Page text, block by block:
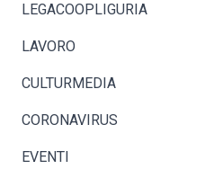
LEGACOOPLIGURIA
LAVORO
CULTURMEDIA
CORONAVIRUS
EVENTI